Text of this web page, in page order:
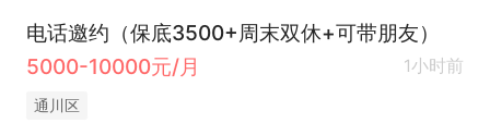
电话邀约（保底3500+周末双休+可带朋友）
5000-10000元/月
1小时前
通川区